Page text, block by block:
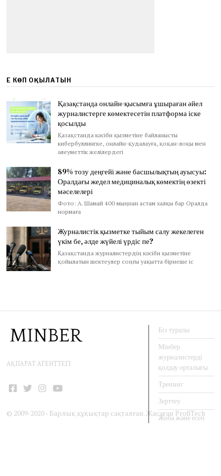
ЕҢ КӨП ОҚЫЛАТЫН
Қазақстанда онлайн-қысымға ұшыраған әйел
журналистерге көмектесетін платформа іске
қосылды
Қазақстанда кәсіби қызметіне байланысты
кибербуллингке, онлайн-қудалауға, қоқан-лоқы мен
әлеуметтік желілердегі
89% тозу деңгейі және басшылықтың ауысуы:
Оралдағы жедел медициналық көмектің өзекті
мәселелері
Фото: А. Шамай 400 мыңнан астам халқы бар Оралда
нормаға
Журналистік қызметке тыйым салу жекелеген
үкім бе, әлде жүйелі үрдіс пе?
Қазақстанда журналистердің кәсіби қызметіне
қойылатын шектеулер соңғы уақытта бірнеше іс
АҚПАРАТ АГЕНТТЕГІ
© 2009-2020 - Барлық құқықтар сақталған. ЖасағанProfiTech
Біз туралы
Мінбер
журналистерді
қолдау орталығы
Тренинг
Зерттеу
Жоба және есеп